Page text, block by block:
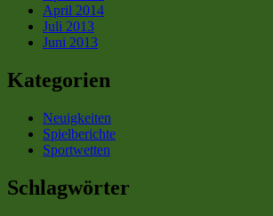
April 2014
Juli 2013
Juni 2013
Kategorien
Neuigkeiten
Spielberichte
Sportwetten
Schlagwörter